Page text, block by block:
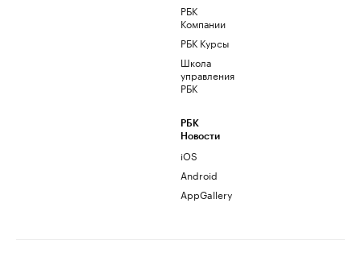
РБК
Компании
РБК Курсы
Школа
управления
РБК
РБК
Новости
iOS
Android
AppGallery